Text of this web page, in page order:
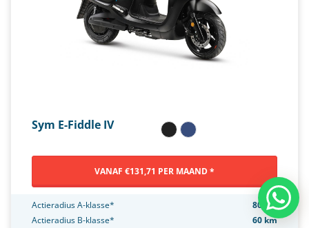
Sym E-Fiddle IV
VANAF €131,71 PER MAAND *
Actieradius A-klasse*
80 km
Actieradius B-klasse*
60 km